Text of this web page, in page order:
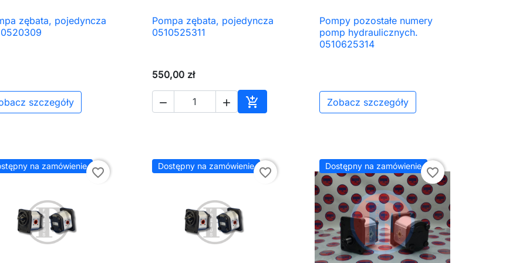
 Szybki podgląd
zębata, pojedyncza
szczegóły
 Szybki podgląd
Pompa zębata, pojedyncza
0510525311
550,00 zł
  
Dodaj do koszyka
 Szybki podgląd
Pompy pozostałe numery
pomp hydraulicznych.
0510625314
Zobacz szczegóły
na zamówienie favorite_border Dostępny na zamówienie favorite_border Dostępny na zamówienie favorite_border